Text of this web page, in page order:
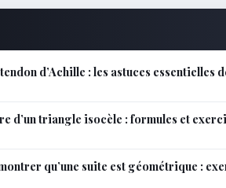
d’Achille : les astuces
d’un triangle isocèle : formules et
qu’une suite est géométrique :